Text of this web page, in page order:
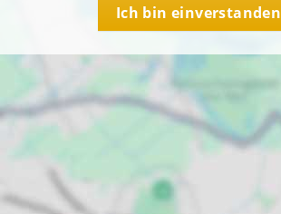
Ich bin einverstanden